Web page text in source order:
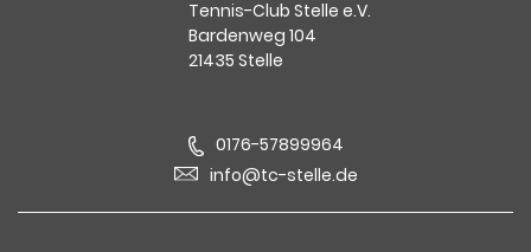
Tennis-Club Stelle e.V.
Bardenweg 104
21435 Stelle
0176-57899964
info@tc-stelle.de